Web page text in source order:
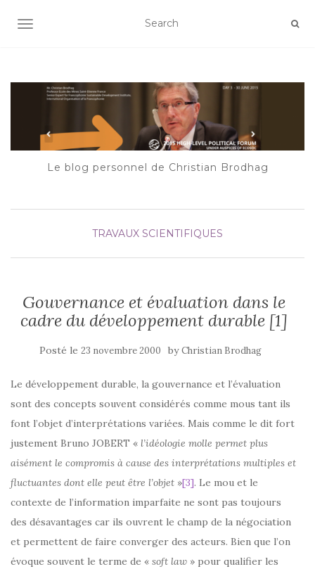
AFFICHER/MASQUER LA NAVIGATION
Le blog personnel de Christian Brodhag
TRAVAUX SCIENTIFIQUES
Gouvernance et évaluation dans le
cadre du développement durable [1]
Posté le 23 novembre 2000 byChristian Brodhag
Le développement durable, la gouvernance et l’évaluation
sont des concepts souvent considérés comme mous tant ils
font l’objet d’interprétations variées. Mais comme le dit fort
justement Bruno JOBERT « l’idéologie molle permet plus
aisément le compromis à cause des interprétations multiples et
fluctuantes dont elle peut être l’objet »[3]. Le mou et le
contexte de l’information imparfaite ne sont pas toujours
des désavantages car ils ouvrent le champ de la négociation
et permettent de faire converger des acteurs. Bien que l’on
évoque souvent le terme de « soft law » pour qualifier les